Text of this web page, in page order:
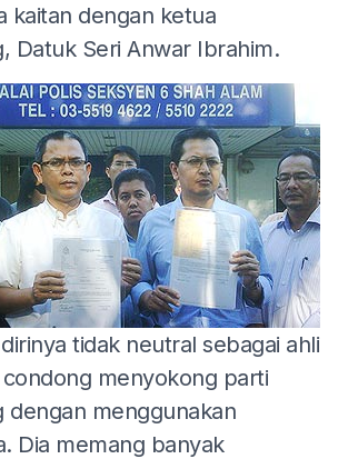
kaitan dengan ketua
Datuk Seri Anwar Ibrahim.
tidak neutral sebagai ahli
menyokong parti
dengan menggunakan
Dia memang banyak